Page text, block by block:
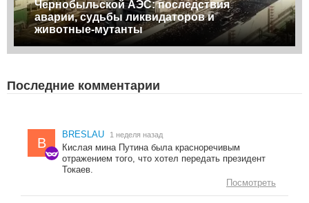
Чернобыльской АЭС: последствия
аварии, судьбы ликвидаторов и
животные-мутанты
Последние комментарии
B
BRESLAU 1 неделя назад
Кислая мина Путина была красноречивым
отражением того, что хотел передать президент
Токаев.
Посмотреть